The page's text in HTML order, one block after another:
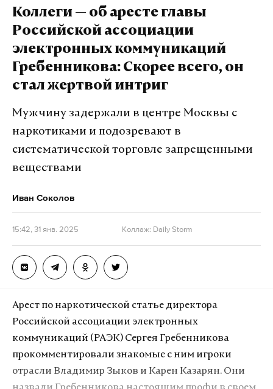
Коллеги — об аресте главы
Российской ассоциации
электронных коммуникаций
Гребенникова: Скорее всего, он
стал жертвой интриг
Мужчину задержали в центре Москвы с
наркотиками и подозревают в
систематической торговле запрещенными
веществами
Иван Соколов
15:42, 31 янв. 2025 Коллаж: Daily Storm
Арест по наркотической статье директора
Российской ассоциации электронных
коммуникаций (РАЭК) Сергея Гребенникова
прокомментировали знакомые с ним игроки
отрасли Владимир Зыков и Карен Казарян. Они